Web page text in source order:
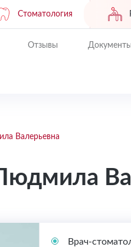
Стоматология
Отзывы Документы
Валерьевна
Врач-